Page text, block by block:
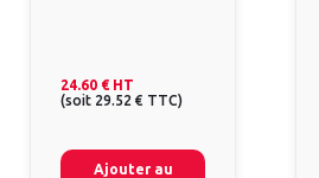
24.60 € HT
(soit 29.52 € TTC)
Ajouter au